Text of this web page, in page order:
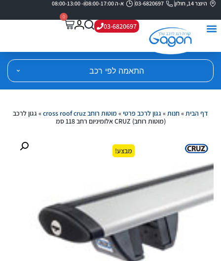
היוצר 14, חולון 03-6820697 א-ה 08:00-17:00 ו- 08:00-13:00
03-6820697
0
התאמה לפי רכב
דף הבית»חנות» גגון לרכב פרטי» מוטות רוחב cross roof cruz » גגון לרכב
(מוטות רוחב) CRUZ אלומיניום רחב 118 סמ
מבצע!